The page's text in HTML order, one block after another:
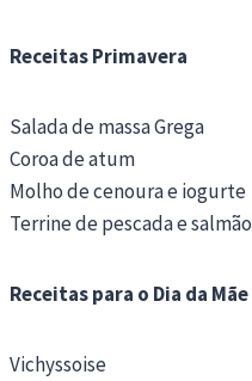
Receitas Primavera
Salada de massa Grega
Coroa de atum
Molho de cenoura e iogurte
Terrine de pescada e salmão
Receitas para o Dia da Mãe
Vichyssoise